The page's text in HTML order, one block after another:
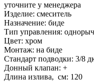
уточните у менеджера
Изделие: смеситель
Назначение: биде
Тип управления:
Цвет: хром
Монтаж: на биде
Стандарт подводки: 3/8
Донный клапан: +
Длина излива, см: 120